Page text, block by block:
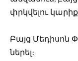
փրկվելու կարիք
Բայց Մեդիսոն
ներել։